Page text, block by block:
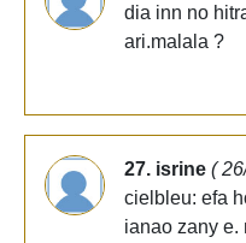
dia inn no
ari.malala ?
27. isrine (
cielbleu: efa
ianao zany e.